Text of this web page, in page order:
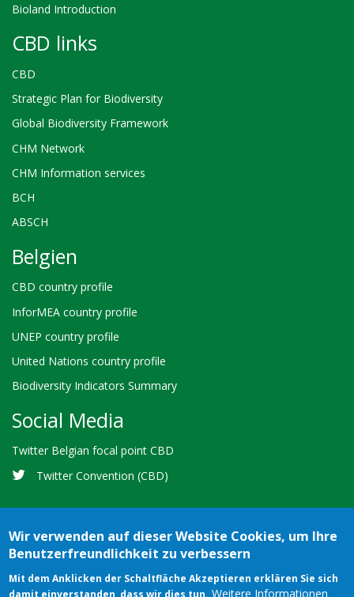
Bioland Introduction
CBD links
CBD
Strategic Plan for Biodiversity
Global Biodiversity Framework
CHM Network
CHM Information services
BCH
ABSCH
Belgien
CBD country profile
InforMEA country profile
UNEP country profile
United Nations country profile
Biodiversity Indicators Summary
Social Media
Twitter Belgian focal point CBD
Twitter Convention (CBD)
Bioland
Credits Terms of use © 2026 Secretariat of the
Wir verwenden auf dieser Website Cookies, um Ihre
Benutzerfreundlichkeit zu verbessern
Mit dem Anklicken der Schaltfläche Akzeptieren erklären Sie sich
damit einverstanden, dass wir dies tun. Weitere Informationen